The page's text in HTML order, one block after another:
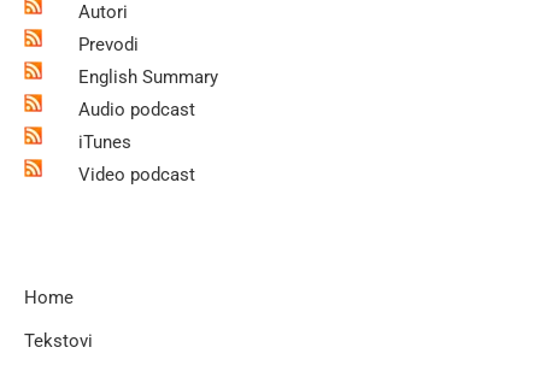
Autori
Prevodi
English Summary
Audio podcast
iTunes
Video podcast
Home
Tekstovi